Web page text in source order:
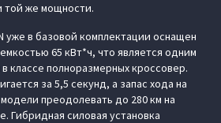
той же мощности.
уже в базовой комплектации оснащен
65 кВт*ч, что является одним
классе полноразмерных кроссовер.
за 5,5 секунд, а запас хода на
преодолевать до 280 км на
Гибридная силовая установка